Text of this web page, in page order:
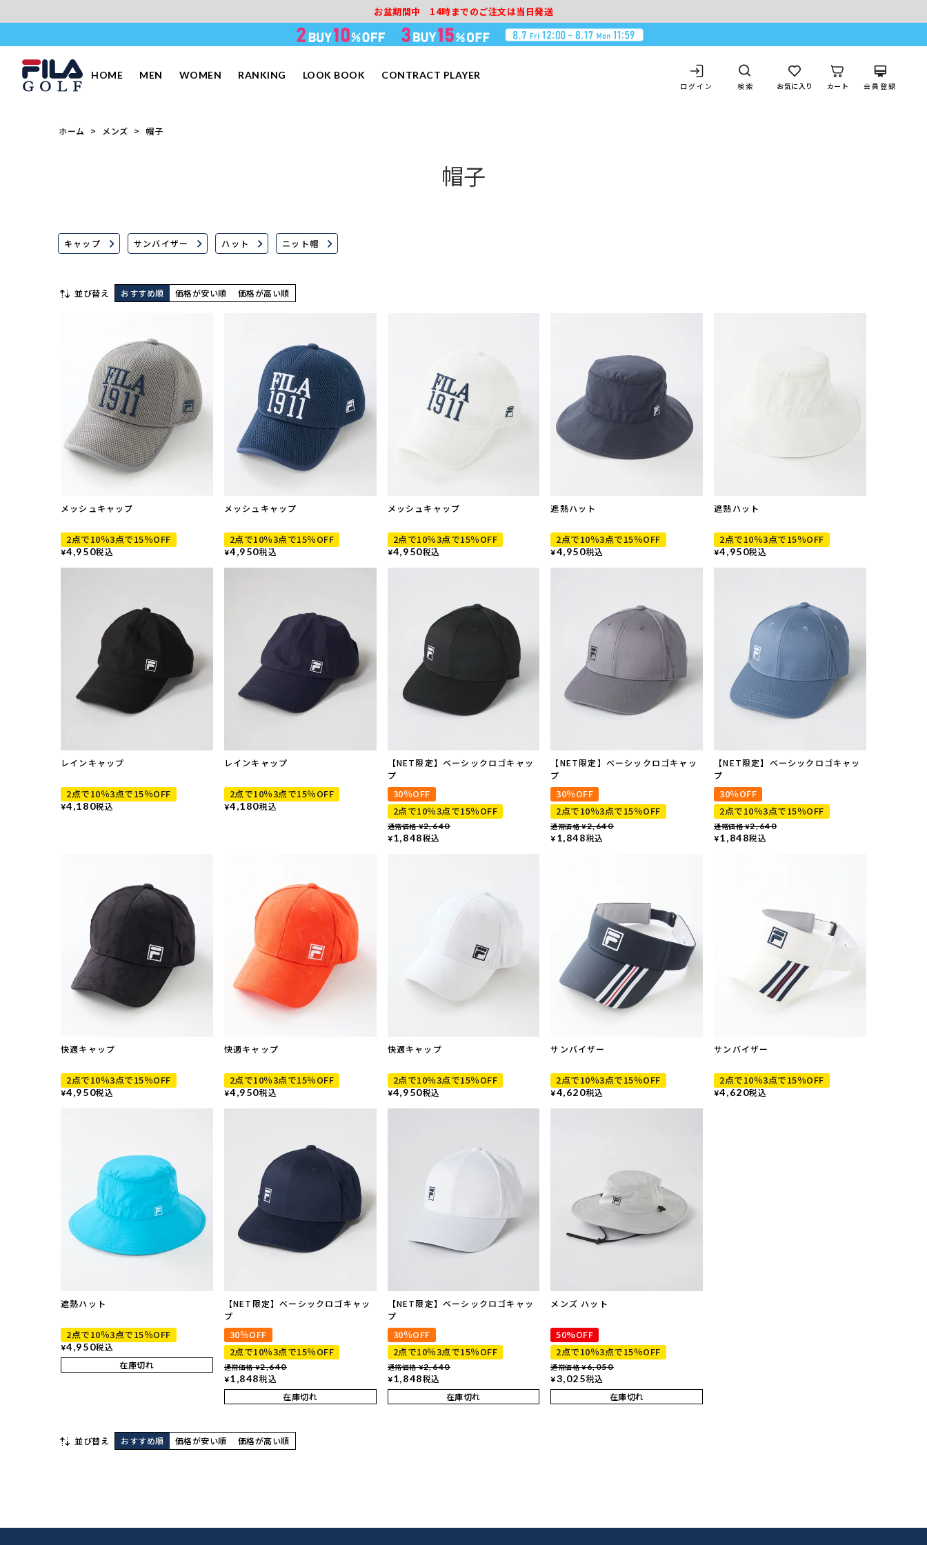
お盆期間中 14時までのご注文は当日発送
HOME MEN WOMEN RANKING LOOK BOOK CONTRACT PLAYER
ログイン 検索 お気に入り カート 会員登録
ホーム メンズ 帽子
帽子
キャップ サンバイザー ハット ニット帽
並び替え おすすめ順 価格が安い順 価格が高い順
メッシュキャップ
2点で10％3点で15％OFF
¥4,950税込
メッシュキャップ
2点で10％3点で15％OFF
¥4,950税込
メッシュキャップ
2点で10％3点で15％OFF
¥4,950税込
遮熱ハット
2点で10％3点で15％OFF
¥4,950税込
遮熱ハット
2点で10％3点で15％OFF
¥4,950税込
レインキャップ
2点で10％3点で15％OFF
¥4,180税込
レインキャップ
2点で10％3点で15％OFF
¥4,180税込
【NET限定】ベーシックロゴキャッ
プ
30％OFF
2点で10％3点で15％OFF
通常価格 ¥2,640
¥1,848税込
【NET限定】ベーシックロゴキャッ
プ
30％OFF
2点で10％3点で15％OFF
通常価格 ¥2,640
¥ 1,848税込
【NET限定】ベーシックロゴキャッ
プ
30％OFF
2点で10％3点で15％OFF
通常価格 ¥2,640
¥1,848税込
快適キャップ
2点で10％3点で15％OFF
¥4,950税込
快適キャップ
2点で10％3点で15％OFF
¥4,950税込
快適キャップ
2点で10％3点で15％OFF
¥4,950税込
サンバイザー
2点で10％3点で15％OFF
¥4,620税込
サンバイザー
2点で10％3点で15％OFF
¥4,620税込
遮熱ハット
2点で10％3点で15％OFF
¥4,950税込
在庫切れ
【NET限定】ベーシックロゴキャッ
プ
30％OFF
2点で10％3点で15％OFF
通常価格 ¥2,640
¥1,848税込
在庫切れ
【NET限定】ベーシックロゴキャッ
プ
30％OFF
2点で10％3点で15％OFF
通常価格 ¥2,640
¥1,848税込
在庫切れ
メンズ ハット
50%OFF
2点で10％3点で15％OFF
通常価格 ¥6,050
¥3,025税込
在庫切れ
並び替え おすすめ順 価格が安い順 価格が高い順